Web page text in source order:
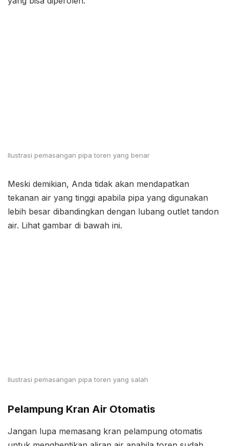
Ilustrasi pemasangan pipa toren yang benar
Meski demikian, Anda tidak akan mendapatkan
tekanan air yang tinggi apabila pipa yang digunakan
lebih besar dibandingkan dengan lubang outlet tandon
air. Lihat gambar di bawah ini.
Ilustrasi pemasangan pipa toren yang salah
Pelampung Kran Air Otomatis
Jangan lupa memasang kran pelampung otomatis